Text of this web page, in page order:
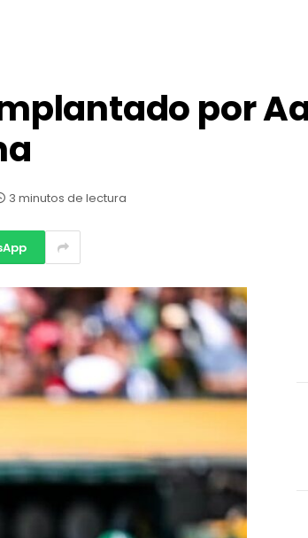
por
3 minutos de lectura